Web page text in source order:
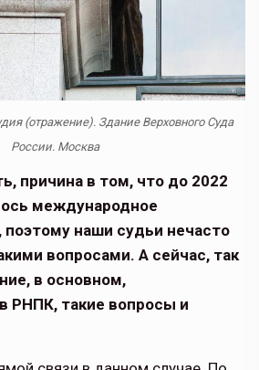
(отражение). Здание Верховного Суда
России. Москва
причина в том, что до 2022
междуна­родное
поэтому наши судьи нечасто
вопросами. А сейчас, так
в основном,
РНПК, такие вопросы и